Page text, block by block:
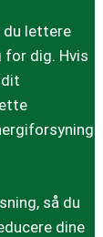
lettere
for dig. Hvis
så du
dine